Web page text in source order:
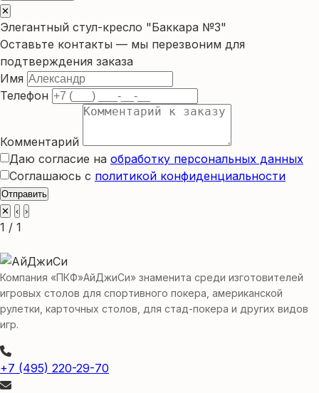
✕
Элегантный стул-кресло "Баккара №3"
Оставьте контакты — мы перезвоним для
подтверждения заказа
Имя
Телефон
Комментарий
Даю согласие на обработку персональных данных
Соглашаюсь с политикой конфиденциальности
Отправить
✕
‹ ›
1 / 1
Компания «ПКФ»АйДжиСи» знаменита среди изготовителей
игровых столов для спортивного покера, американской
рулетки, карточных столов, для стад-покера и других видов
игр.
+7 (495) 220-29-70